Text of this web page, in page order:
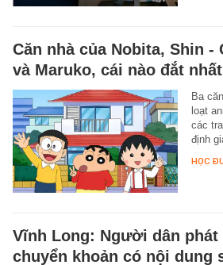
Căn nhà của Nobita, Shin -
và Maruko, cái nào đắt
Ba
loạt
các
định
HỌC
Vĩnh Long: Người dân
chuyển khoản có nội dung